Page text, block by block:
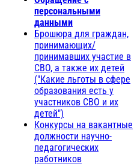
персональными
данными
Брошюра для граждан,
принимающих/
принимавших участие в
СВО, а также их детей
("Какие льготы в сфере
образования есть у
участников СВО и их
детей")
Конкурсы на вакантные
должности научно-
педагогических
работников